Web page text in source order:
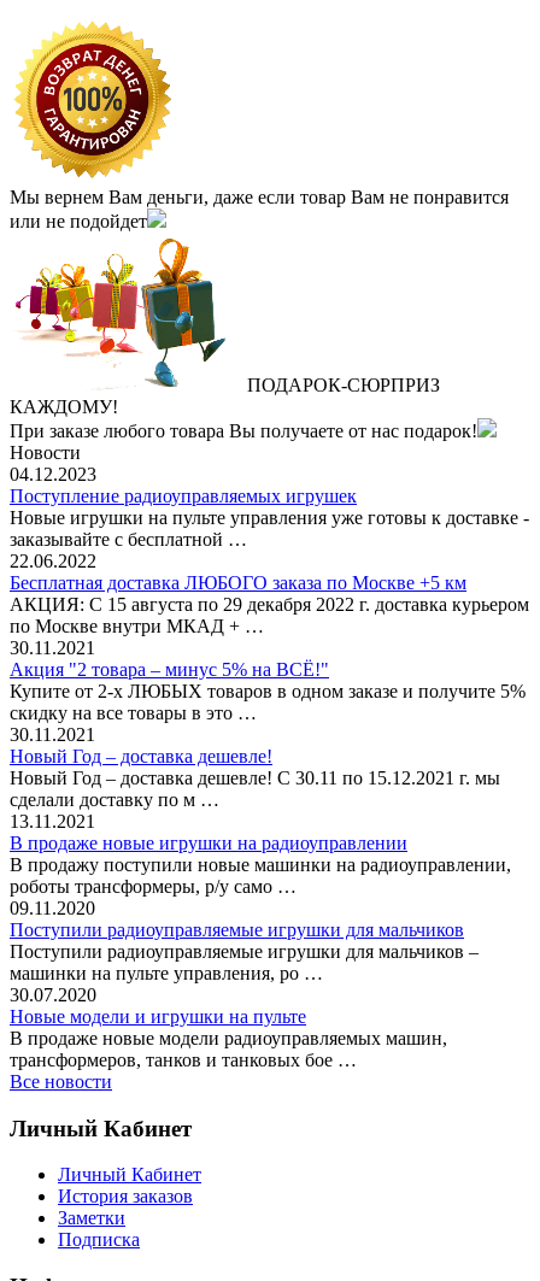
Мы вернем Вам деньги, даже если товар Вам не понравится
или не подойдет
ПОДАРОК‐СЮРПРИЗ
КАЖДОМУ!
При заказе любого товара Вы получаете от нас подарок!
Новости
04.12.2023
Поступление радиоуправляемых игрушек
Новые игрушки на пульте управления уже готовы к доставке -
заказывайте с бесплатной …
22.06.2022
Бесплатная доставка ЛЮБОГО заказа по Москве +5 км
АКЦИЯ: С 15 августа по 29 декабря 2022 г. доставка курьером
по Москве внутри МКАД + …
30.11.2021
Акция "2 товара – минус 5% на ВСЁ!"
Купите от 2-х ЛЮБЫХ товаров в одном заказе и получите 5%
скидку на все товары в это …
30.11.2021
Новый Год – доставка дешевле!
Новый Год – доставка дешевле! С 30.11 по 15.12.2021 г. мы
сделали доставку по м …
13.11.2021
В продаже новые игрушки на радиоуправлении
В продажу поступили новые машинки на радиоуправлении,
роботы трансформеры, р/у само …
09.11.2020
Поступили радиоуправляемые игрушки для мальчиков
Поступили радиоуправляемые игрушки для мальчиков –
машинки на пульте управления, ро …
30.07.2020
Новые модели и игрушки на пульте
В продаже новые модели радиоуправляемых машин,
трансформеров, танков и танковых бое …
Все новости
Личный Кабинет
Личный Кабинет
История заказов
Заметки
Подписка